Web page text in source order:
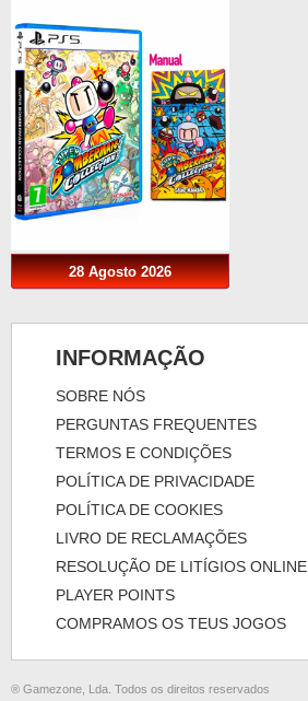
28 Agosto 2026
INFORMAÇÃO
SOBRE NÓS
PERGUNTAS FREQUENTES
TERMOS E CONDIÇÕES
POLÍTICA DE PRIVACIDADE
POLÍTICA DE COOKIES
LIVRO DE RECLAMAÇÕES
RESOLUÇÃO DE LITÍGIOS ONLINE
PLAYER POINTS
COMPRAMOS OS TEUS JOGOS
® Gamezone, Lda. Todos os direitos reservados